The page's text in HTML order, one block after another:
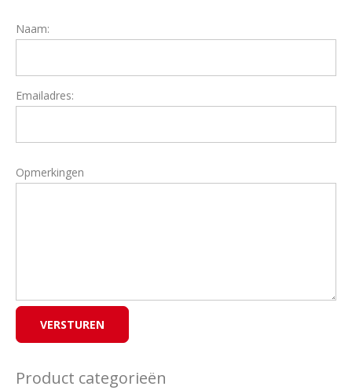
Naam:
Emailadres:
Opmerkingen
Product categorieën